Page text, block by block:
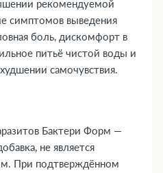
рекомендуемой
симптомов выведения
боль, дискомфорт в
питьё чистой воды и
самочувствия.
Бактери Форм —
не является
При подтверждённом